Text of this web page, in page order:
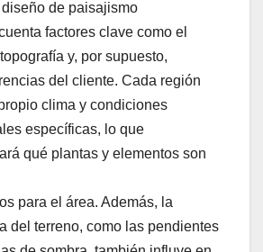
de paisajismo
factores clave como el
y, por supuesto,
del cliente. Cada región
clima y condiciones
específicas, lo que
qué plantas y elementos son
para el área. Además, la
del terreno, como las pendientes